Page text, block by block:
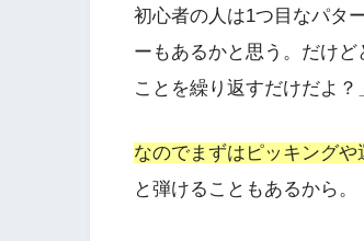
初心者の人は1つ目なパタ
ーもあるかと思う。だけ
ことを繰り返すだけだよ？
なのでまずはピッキングや
と弾けることもあるから。